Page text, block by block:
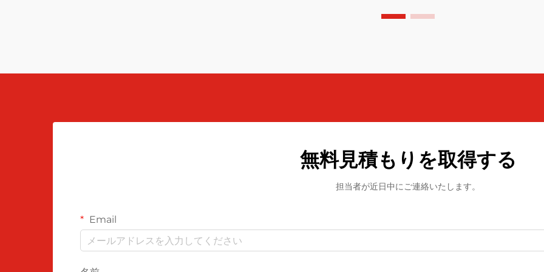
トーンに、サンライズペーチ、マットゴ
無料見積もりを取得する
担当者が近日中にご連絡いたします。
Email